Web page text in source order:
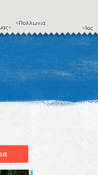
σε πνευματικά δικαιώματα Όροι